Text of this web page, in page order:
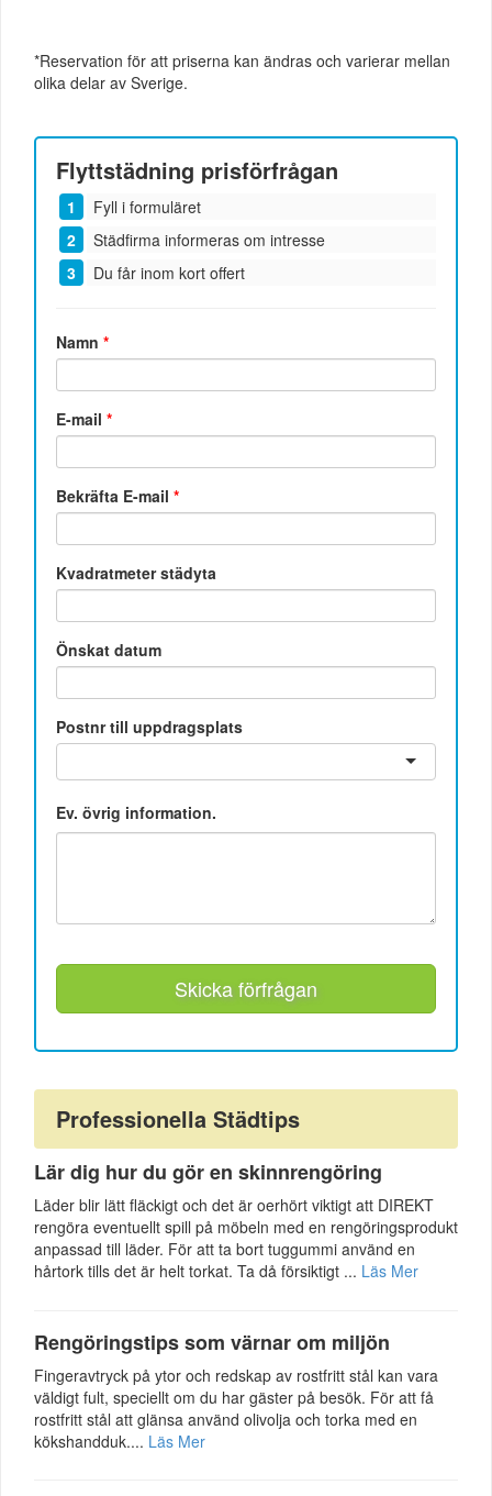
*Reservation för att priserna kan ändras och varierar mellan
olika delar av Sverige.
Flyttstädning prisförfrågan
Fyll i formuläret
Städfirma informeras om intresse
Du får inom kort offert
Namn*
E-mail*
Bekräfta E-mail*
Kvadratmeter städyta
Önskat datum
Postnr till uppdragsplats
Ev. övrig information.
Skicka förfrågan
Professionella Städtips
Lär dig hur du gör en skinnrengöring
Läder blir lätt fläckigt och det är oerhört viktigt att DIREKT
rengöra eventuellt spill på möbeln med en rengöringsprodukt
anpassad till läder. För att ta bort tuggummi använd en
hårtork tills det är helt torkat. Ta då försiktigt ... Läs Mer
Rengöringstips som värnar om miljön
Fingeravtryck på ytor och redskap av rostfritt stål kan vara
väldigt fult, speciellt om du har gäster på besök. För att få
rostfritt stål att glänsa använd olivolja och torka med en
kökshandduk.... Läs Mer